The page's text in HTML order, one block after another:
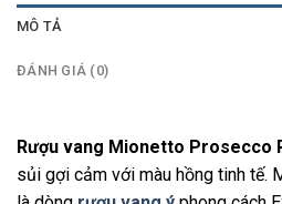
MÔ TẢ
ĐÁNH GIÁ (0)
Rượu vang Mionetto Prosecco
sủi gợi cảm với màu hồng tinh tế.